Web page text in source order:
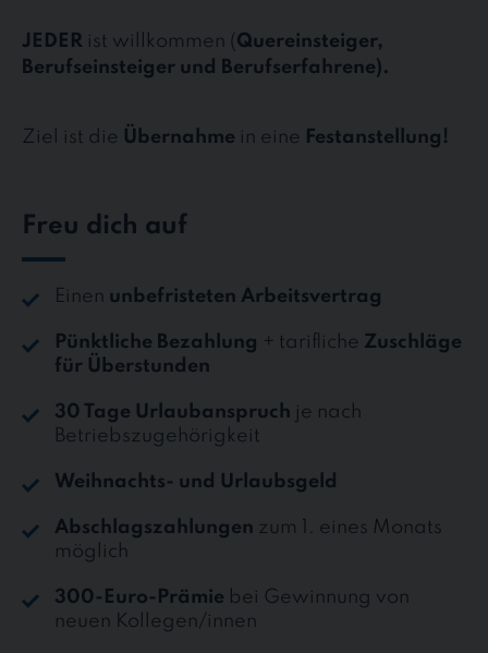
JEDER ist willkommen (Quereinsteiger,
Berufseinsteiger und Berufserfahrene).
Ziel ist die Übernahme in eine Festanstellung!
Freu dich auf
Einen unbefristeten Arbeitsvertrag
Pünktliche Bezahlung + tarifliche Zuschläge
für Überstunden
30 Tage Urlaubanspruch je nach
Betriebszugehörigkeit
Weihnachts- und Urlaubsgeld
Abschlagszahlungen zum 1. eines Monats
möglich
300-Euro-Prämie bei Gewinnung von
neuen Kollegen/innen